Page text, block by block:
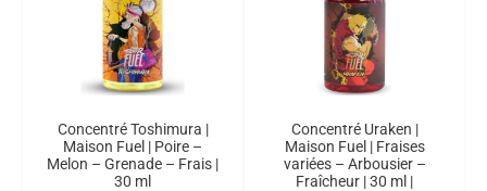
Concentré Toshimura |
Maison Fuel | Poire –
Melon – Grenade – Frais |
30 ml
Concentré Uraken |
Maison Fuel | Fraises
variées – Arbousier –
Fraîcheur | 30 ml |